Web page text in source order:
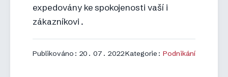
expedovány ke spokojenosti vaší i
zákazníkovi.
Publikováno: 20. 07. 2022Kategorie:Podnikání